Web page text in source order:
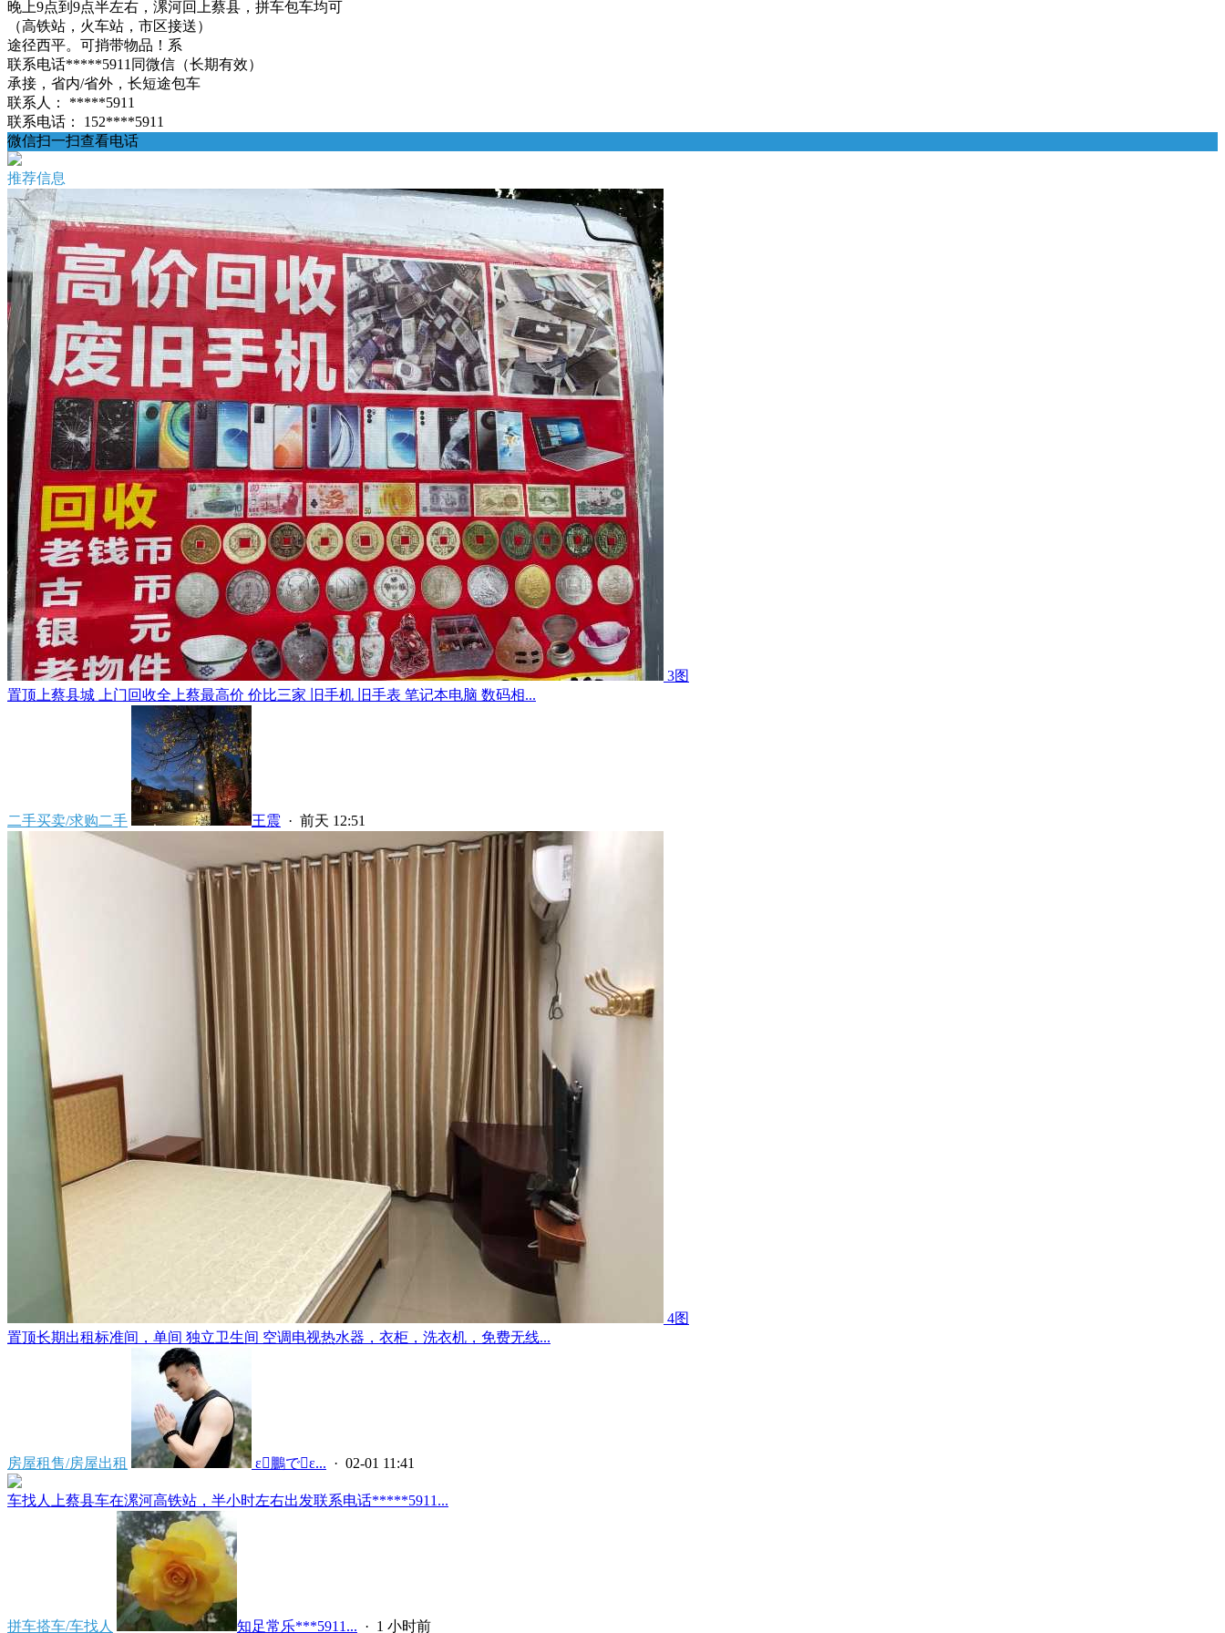
晚上9点到9点半左右，漯河回上蔡县，拼车包车均可
（高铁站，火车站，市区接送）
途径西平。可捎带物品！系
联系电话*****5911同微信（长期有效）
承接，省内/省外，长短途包车
联系人：
*****5911
联系电话：
152****5911
微信扫一扫查看电话
推荐信息
3图
置顶 上蔡县城 上门回收全上蔡最高价 价比三家 旧手机 旧手表 笔记本电脑 数码相...
二手买卖/求购二手 王震 · 前天 12:51
4图
置顶长期出租标准间，单间 独立卫生间 空调电视热水器，衣柜，洗衣机，免费无线...
房屋租售/房屋出租  ε鵬でε... · 02-01 11:41
车找人上蔡县车在漯河高铁站，半小时左右出发联系电话*****5911...
拼车搭车/车找人 知足常乐***5911... · 1 小时前